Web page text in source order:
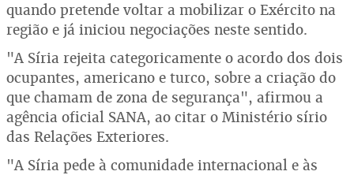
quando pretende voltar a mobilizar o Exército na
região e já iniciou negociações neste sentido.
"A Síria rejeita categoricamente o acordo dos dois
ocupantes, americano e turco, sobre a criação do
que chamam de zona de segurança", afirmou a
agência oficial SANA, ao citar o Ministério sírio
das Relações Exteriores.
"A Síria pede à comunidade internacional e às